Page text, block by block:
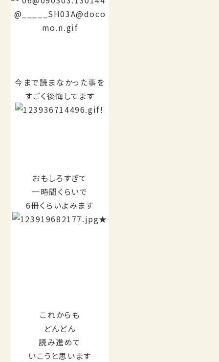
今まで読まなかった事を
すごく後悔してます
！
おもしろすぎて
一時間くらいで
6冊くらいよみます
★
これからも
どんどん
読み進めて
いこうと思います